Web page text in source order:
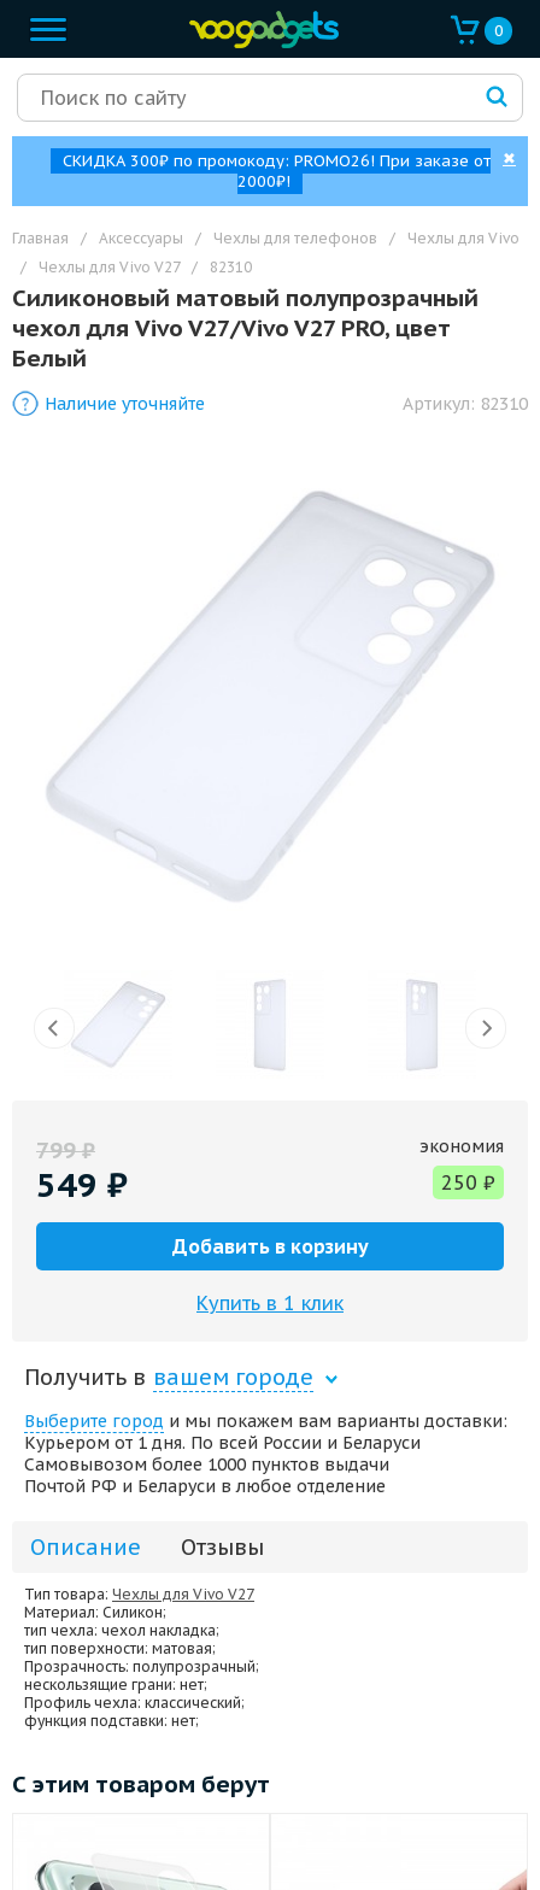
0
СКИДКА 300₽ по промокоду: PROMO26! При заказе от
2000₽!
✖
Главная / Аксессуары / Чехлы для телефонов /
Чехлы для Vivo
/
Чехлы для Vivo V27 / 82310
Силиконовый матовый полупрозрачный
чехол для Vivo V27/Vivo V27 PRO, цвет
Белый
Наличие уточняйте Артикул: 82310
799₽
549 ₽
экономия
250 ₽
Добавить в корзину
Купить в 1 клик
Получить в вашем городе
Выберите город и мы покажем вам варианты доставки:
Курьером от 1 дня. По всей России и Беларуси
Самовывозом более 1000 пунктов выдачи
Почтой РФ и Беларуси в любое отделение
Описание Отзывы
Тип товара: Чехлы для Vivo V27
Материал: Силикон;
тип чехла: чехол накладка;
тип поверхности: матовая;
Прозрачность: полупрозрачный;
нескользящие грани: нет;
Профиль чехла: классический;
функция подставки: нет;
С этим товаром берут